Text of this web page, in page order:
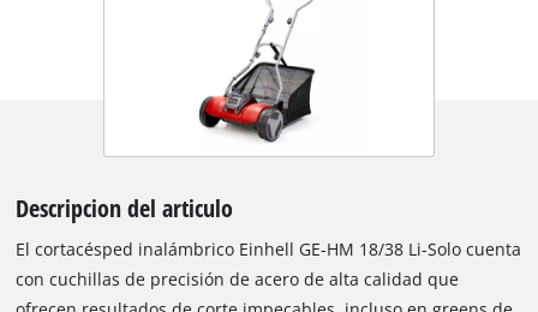
Descripcion del articulo
El cortacésped inalámbrico Einhell GE-HM 18/38 Li-Solo cuenta
con cuchillas de precisión de acero de alta calidad que